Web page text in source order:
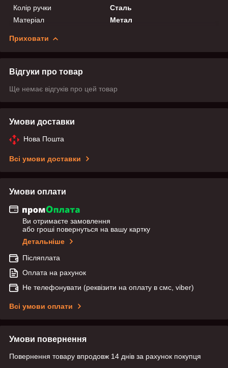
Колір ручки
Сталь
Матеріал
Метал
Приховати
Відгуки про товар
Ще немає відгуків про цей товар
Умови доставки
Нова Пошта
Всі умови доставки
Умови оплати
Ви отримаєте замовлення
або гроші повернуться на вашу картку
Детальніше
Післяплата
Оплата на рахунок
Не телефонувати (реквізити на оплату в смс, viber)
Всі умови оплати
Умови повернення
Повернення товару впродовж 14 днів за рахунок покупця